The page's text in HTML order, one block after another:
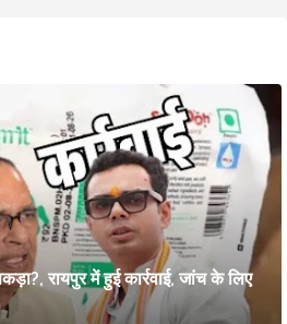
रायपुर में हुई कार्रवाई, जांच के लिए